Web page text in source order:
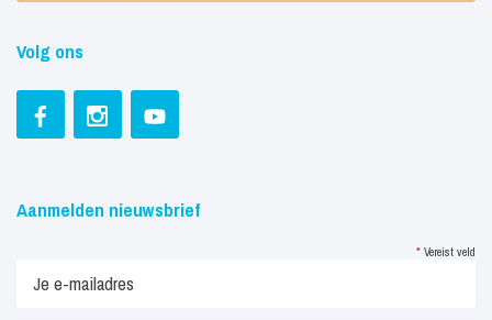
Volg ons
Aanmelden nieuwsbrief
* Vereist veld